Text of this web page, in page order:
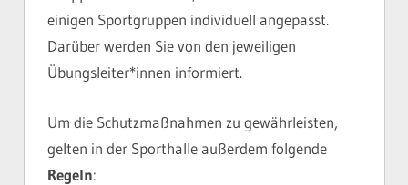
einigen Sportgruppen individuell angepasst.
Darüber werden Sie von den jeweiligen
Übungsleiter*innen informiert.
Um die Schutzmaßnahmen zu gewährleisten,
gelten in der Sporthalle außerdem folgende
Regeln: